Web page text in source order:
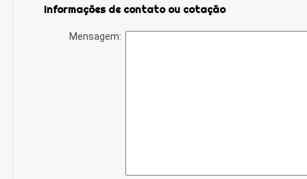
Informações de contato ou cotação
Mensagem: